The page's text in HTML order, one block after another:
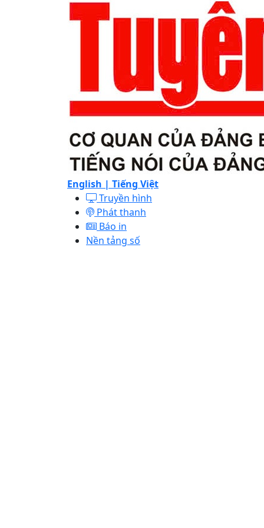
English | Tiếng Việt
Truyền hình
Phát thanh
Báo in
Nền tảng số